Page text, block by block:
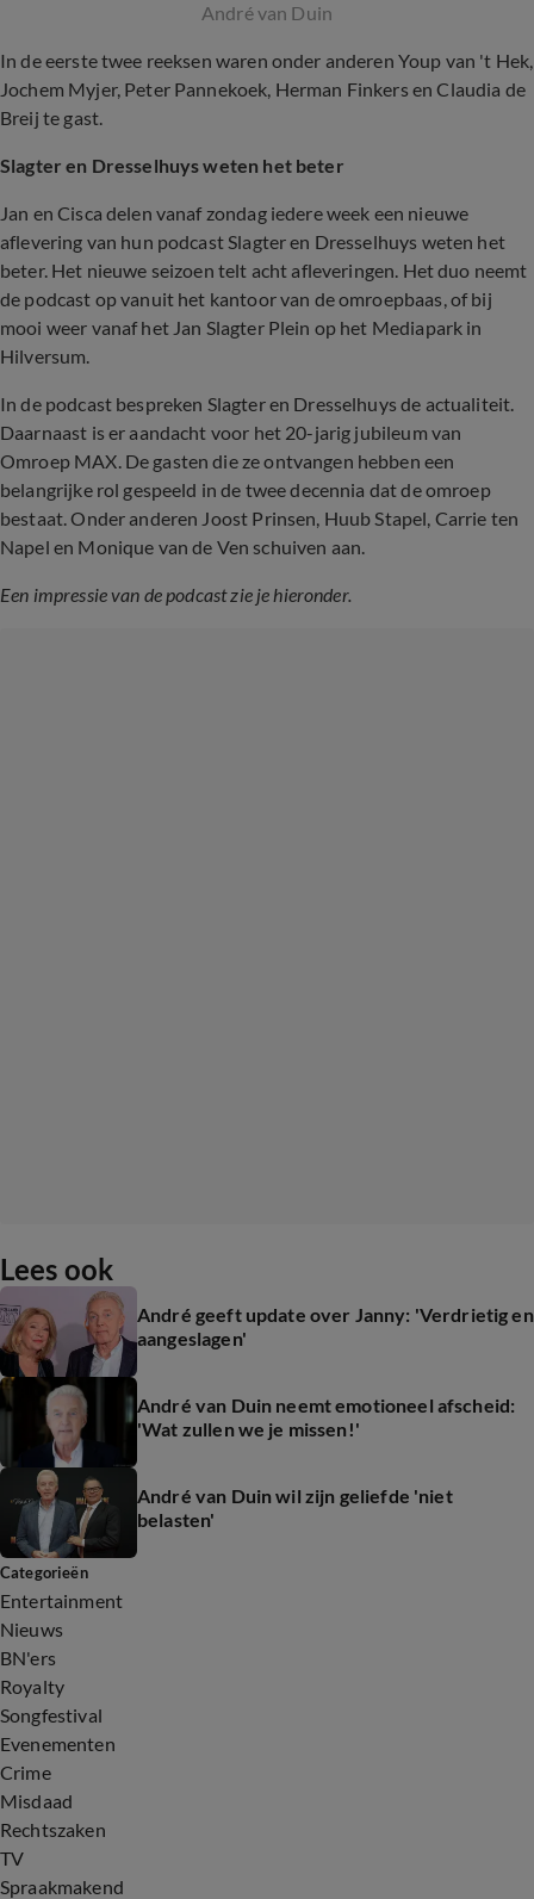
André van Duin
In de eerste twee reeksen waren onder anderen Youp van 't Hek,
Jochem Myjer, Peter Pannekoek, Herman Finkers en Claudia de
Breij te gast.
Slagter en Dresselhuys weten het beter
Jan en Cisca delen vanaf zondag iedere week een nieuwe
aflevering van hun podcast Slagter en Dresselhuys weten het
beter. Het nieuwe seizoen telt acht afleveringen. Het duo neemt
de podcast op vanuit het kantoor van de omroepbaas, of bij
mooi weer vanaf het Jan Slagter Plein op het Mediapark in
Hilversum.
In de podcast bespreken Slagter en Dresselhuys de actualiteit.
Daarnaast is er aandacht voor het 20-jarig jubileum van
Omroep MAX. De gasten die ze ontvangen hebben een
belangrijke rol gespeeld in de twee decennia dat de omroep
bestaat. Onder anderen Joost Prinsen, Huub Stapel, Carrie ten
Napel en Monique van de Ven schuiven aan.
Een impressie van de podcast zie je hieronder.
Lees ook
André geeft update over Janny: 'Verdrietig en
aangeslagen'
André van Duin neemt emotioneel afscheid:
'Wat zullen we je missen!'
André van Duin wil zijn geliefde 'niet
belasten'
Categorieën
Entertainment
Nieuws
BN'ers
Royalty
Songfestival
Evenementen
Crime
Misdaad
Rechtszaken
TV
Spraakmakend